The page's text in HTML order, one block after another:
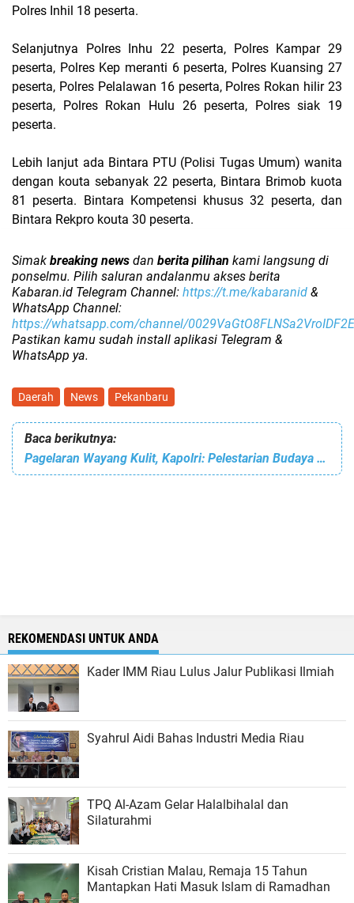
Polres Inhil 18 peserta.
Selanjutnya Polres Inhu 22 peserta, Polres Kampar 29
peserta, Polres Kep meranti 6 peserta, Polres Kuansing 27
peserta, Polres Pelalawan 16 peserta, Polres Rokan hilir 23
peserta, Polres Rokan Hulu 26 peserta, Polres siak 19
peserta.
Lebih lanjut ada Bintara PTU (Polisi Tugas Umum) wanita
dengan kouta sebanyak 22 peserta, Bintara Brimob kuota
81 peserta. Bintara Kompetensi khusus 32 peserta, dan
Bintara Rekpro kouta 30 peserta.
Simak breaking news dan berita pilihan kami langsung di
ponselmu. Pilih saluran andalanmu akses berita
Kabaran.id Telegram Channel: https://t.me/kabaranid &
WhatsApp Channel:
https://whatsapp.com/channel/0029VaGtO8FLNSa2VroIDF2E
Pastikan kamu sudah install aplikasi Telegram &
WhatsApp ya.
Daerah News Pekanbaru
Baca berikutnya:
Pagelaran Wayang Kulit, Kapolri: Pelestarian Budaya Hingga Dekat dengan Masyarakat
REKOMENDASI UNTUK ANDA
Kader IMM Riau Lulus Jalur Publikasi Ilmiah
Syahrul Aidi Bahas Industri Media Riau
TPQ Al-Azam Gelar Halalbihalal dan
Silaturahmi
Kisah Cristian Malau, Remaja 15 Tahun
Mantapkan Hati Masuk Islam di Ramadhan